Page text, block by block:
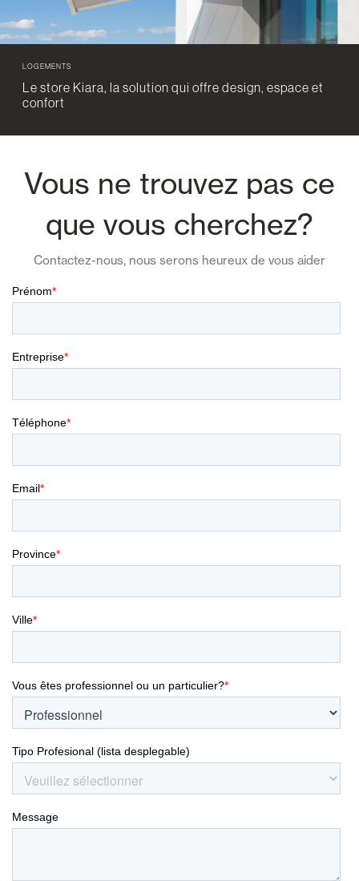
LOGEMENTS
Le store Kiara, la solution qui offre design, espace et
confort
Vous ne trouvez pas ce
que vous cherchez?
Contactez-nous, nous serons heureux de vous aider